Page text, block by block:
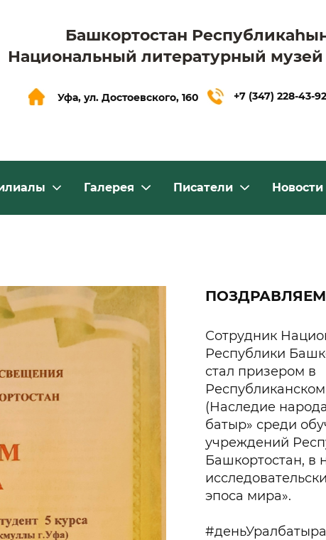
Башкортостан
Национальный литературный
Уфа, ул. Достоевского, 160 +7 (347) 228-43-92
Галерея Писатели Новости
Сотрудник
Республики
стал призером в
(Наследие
батыр» среди
учреждений
Башкортостан, в
эпоса мира».
#деньУралбатыра